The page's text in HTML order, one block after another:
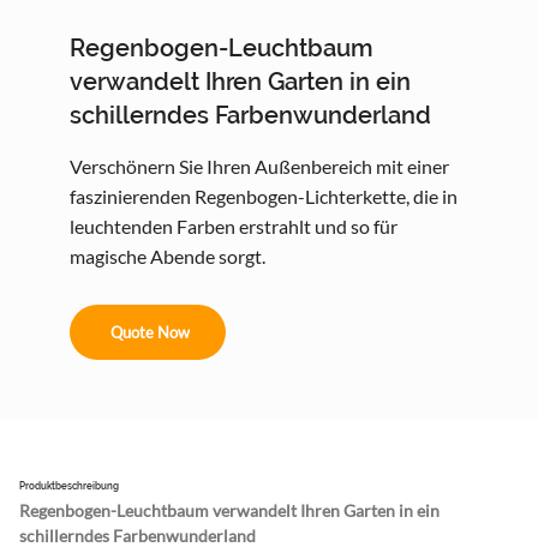
Regenbogen-Leuchtbaum
verwandelt Ihren Garten in ein
schillerndes Farbenwunderland
Verschönern Sie Ihren Außenbereich mit einer
faszinierenden Regenbogen-Lichterkette, die in
leuchtenden Farben erstrahlt und so für
magische Abende sorgt.
Quote Now
Produktbeschreibung
Regenbogen-Leuchtbaum verwandelt Ihren Garten in ein
schillerndes Farbenwunderland